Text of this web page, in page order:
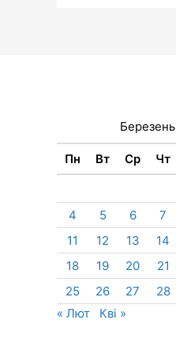
Пн Вт Ср Чт
4
5 6 7
11
12 13 14
18
19 20 21
25
26 27 28
« Лют
Кві »